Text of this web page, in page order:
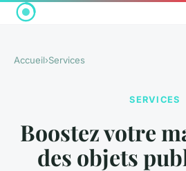
Accueil›Services
SERVICES
Boostez votre
des objets